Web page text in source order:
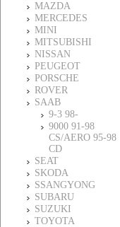
MAZDA
MERCEDES
MINI
MITSUBISHI
NISSAN
PEUGEOT
PORSCHE
ROVER
SAAB
9-3 98-
9000 91-98
CS/AERO 95-98
CD
SEAT
SKODA
SSANGYONG
SUBARU
SUZUKI
TOYOTA